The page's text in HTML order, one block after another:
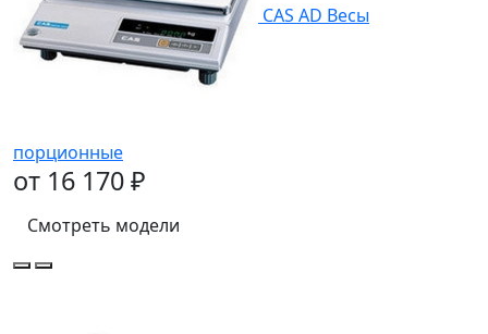
CAS AD Весы
порционные
от 16 170 ₽
Смотреть модели